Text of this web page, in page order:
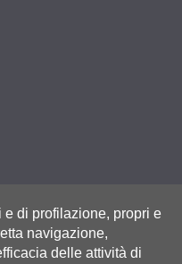
di profilazione, propri e
navigazione,
delle attività di